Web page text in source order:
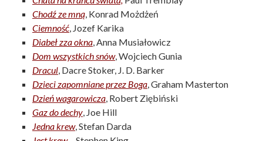
Chodź ze mną, Konrad Możdżeń
Ciemność, Jozef Karika
Diabeł zza okna, Anna Musiałowicz
Dom wszystkich snów, Wojciech Gunia
Dracul, Dacre Stoker, J. D. Barker
Dzieci zapomniane przez Boga, Graham Masterton
Dzień wagarowicza, Robert Ziębiński
Gaz do dechy, Joe Hill
Jedna krew, Stefan Darda